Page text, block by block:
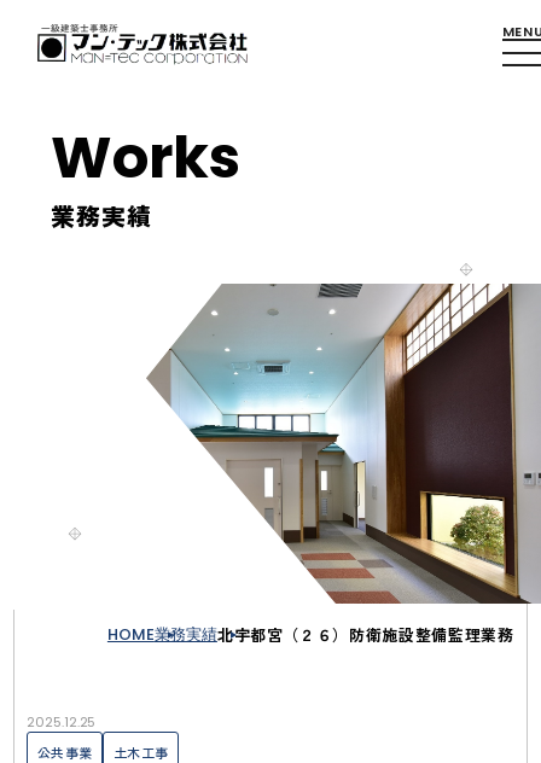
Works
業務実績
HOME業務実績北宇都宮（２６）防衛施設整備監理業務
2025.12.25
公共事業
土木工事